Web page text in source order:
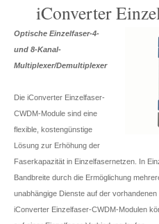
iConverter
Optische Einzelfaser-4-
und 8-Kanal-
Multiplexer/Demultiplexer
Die iConverter Einzelfaser-
CWDM-Module sind eine
flexible, kostengünstige
Lösung zur Erhöhung der
Faserkapazität in Einzelfasernetzen. In
Bandbreite durch die Ermöglichung
unabhängige Dienste auf der
iConverter Einzelfaser-CWDM-Modulen